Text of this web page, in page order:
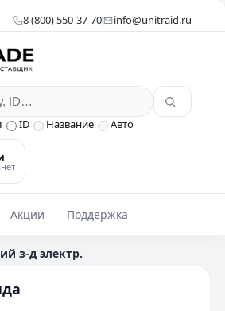
8 (800) 550-37-70 info@unitraid.ru
ID Название Авто
Акции Поддержка
з-д электр.